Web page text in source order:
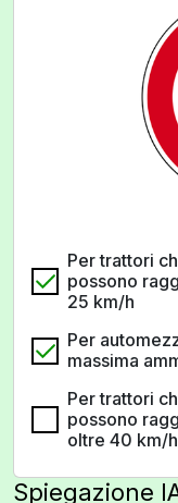
Per trattori
possono
25 km/h
Per
massima
Per trattori
possono
oltre 40 km/h
Spiegazione